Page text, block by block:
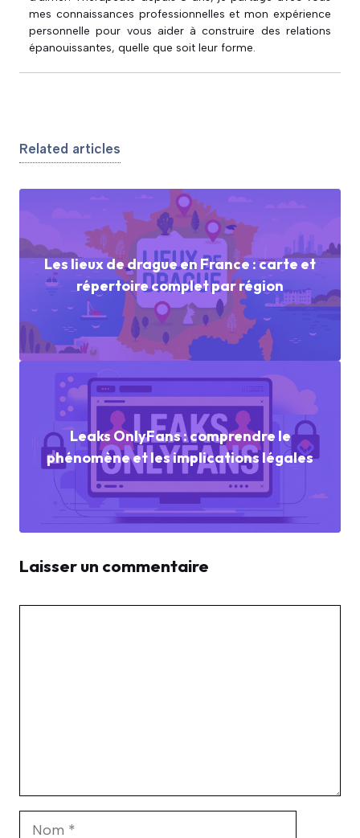
mes connaissances professionnelles et mon expérience
personnelle pour vous aider à construire des relations
épanouissantes, quelle que soit leur forme.
Related articles
Les lieux de drague en France : carte et
répertoire complet par région
Leaks OnlyFans : comprendre le
phénomène et les implications légales
Laisser un commentaire